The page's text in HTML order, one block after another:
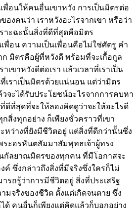
พื่อนให้คนอื่นเขาหวัง การเป็นมิตรต่อ
งคนว่า เราหวังอะไรจากเขา หรือว่า
ราะฉะนั้นสิ่งที่ดีที่สุดคือมิตร
พื่อน ความเป็นเพื่อนคือไม่ใช่ศัตรู คำ
มิตรคือผู้ที่หวังดี พร้อมที่จะเกื้อกูล
เขาหวังดีต่อเรา แล้วเวลาที่เราเป็น
เราเป็นมิตรด้วยแน่นอน แต่ว่ามิตร
จะได้รับประโยชน์อะไรจากการคบหา
ดีที่สุดที่จะให้ลองคิดดูว่าจะให้อะไรดี
สิ่งทุกอย่าง ก็เพียงชั่วคราวที่เขา
หว่างที่ยังมีชีวิตอยู่ แต่สิ่งที่ดีกว่านั้นซึ่ง
ระอรหันตสัมมาสัมพุทธเจ้าผู้ทรง
กัลยาณมิตรของทุกคน ที่มีโอกาสจะ
ค์ ซึ่งกล่าวถึงสิ่งที่มีจริงซึ่งใครก็ไม่
รถรู้ว่าการมีชีวิตอยู่ สิ่งที่ประเสริฐ
มจริงของชีวิต ตั้งแต่เกิดจนตาย ซึ่ง
ด้ คนอื่นก็เพียงแต่คิดแล้วก็บอกอย่าง